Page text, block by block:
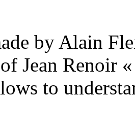
by Alain
Jean Renoir
to